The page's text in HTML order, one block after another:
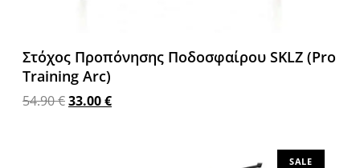
Στόχος Προπόνησης Ποδοσφαίρου SKLZ (Pro
Training Arc)
54.90€33.00€
SALE